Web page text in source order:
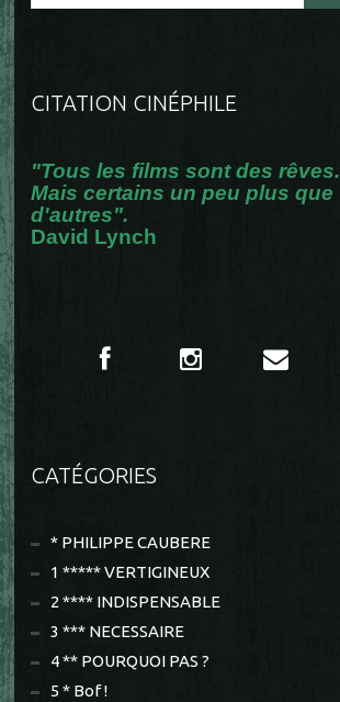
CITATION CINÉPHILE
"Tous les films sont des rêves.
Mais certains un peu plus que
d'autres".
David Lynch
CATÉGORIES
* PHILIPPE CAUBERE
1 ***** VERTIGINEUX
2 **** INDISPENSABLE
3 *** NECESSAIRE
4 ** POURQUOI PAS ?
5 * Bof !